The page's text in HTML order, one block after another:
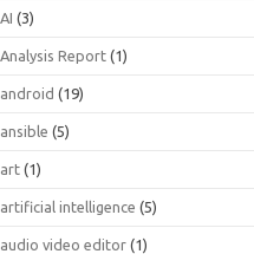
AI (3)
Analysis Report (1)
android (19)
ansible (5)
art (1)
artificial intelligence (5)
audio video editor (1)